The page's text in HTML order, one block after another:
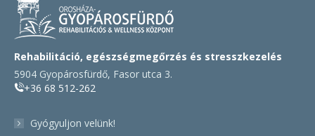
Rehabilitáció, egészségmegőrzés és stresszkezelés
5904 Gyopárosfürdő, Fasor utca 3.
+36 68 512-262
Gyógyuljon velünk!